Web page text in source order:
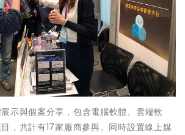
示與個案分享，包含電腦軟體、雲端軟
，共計有17家廠商參與。同時設置線上媒